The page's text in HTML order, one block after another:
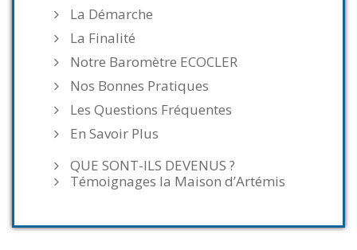
La Démarche
La Finalité
Notre Baromètre ECOCLER
Nos Bonnes Pratiques
Les Questions Fréquentes
En Savoir Plus
QUE SONT-ILS DEVENUS ?
Témoignages la Maison d’Artémis